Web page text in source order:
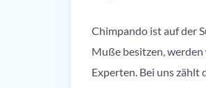
Chimpando ist auf der
Muße besitzen,
Experten. Bei uns zählt